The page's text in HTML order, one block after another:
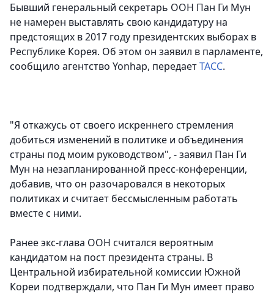
Бывший генеральный секретарь ООН Пан Ги Мун
не намерен выставлять свою кандидатуру на
предстоящих в 2017 году президентских выборах в
Республике Корея. Об этом он заявил в парламенте,
сообщило агентство Yonhap, передаетТАСС.
"Я откажусь от своего искреннего стремления
добиться изменений в политике и объединения
страны под моим руководством", - заявил Пан Ги
Мун на незапланированной пресс-конференции,
добавив, что он разочаровался в некоторых
политиках и считает бессмысленным работать
вместе с ними.
Ранее экс-глава ООН считался вероятным
кандидатом на пост президента страны. В
Центральной избирательной комиссии Южной
Кореи подтверждали, что Пан Ги Мун имеет право